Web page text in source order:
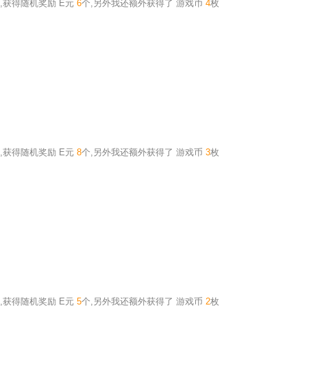
,获得随机奖励 E元 6个,另外我还额外获得了 游戏币 4枚
,获得随机奖励 E元 8个,另外我还额外获得了 游戏币 3枚
,获得随机奖励 E元 5个,另外我还额外获得了 游戏币 2枚